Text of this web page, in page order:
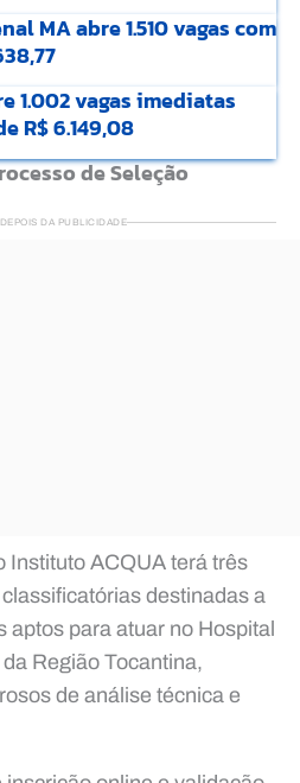
MA abre 1.510 vagas com
1.002 vagas imediatas
R$ 6.149,08
de Seleção
DA PUBLICIDADE
Instituto ACQUA terá três
destinadas a
aptos para atuar no Hospital
Região Tocantina,
de análise técnica e